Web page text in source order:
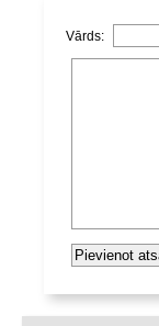
Vārds: